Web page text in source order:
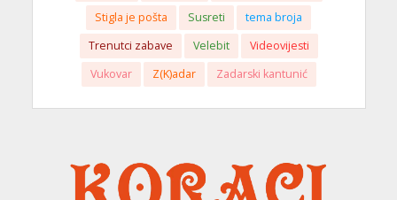
Stigla je pošta
Susreti
tema broja
Trenutci zabave
Velebit
Videovijesti
Vukovar
Z(K)adar Zadarski kantunić